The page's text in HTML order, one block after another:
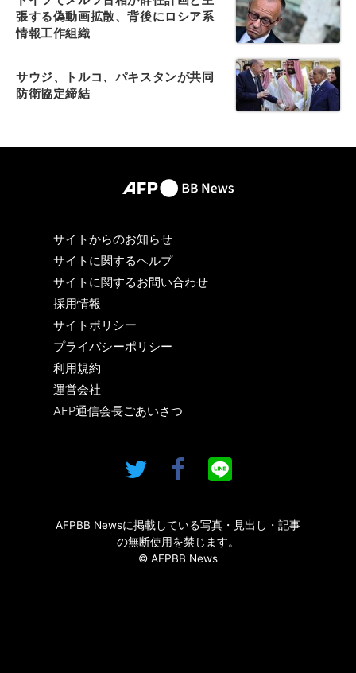
張する偽動画拡散、背後にロシア系
情報工作組織
サウジ、トルコ、パキスタンが共同
防衛協定締結
サイトからのお知らせ
サイトに関するヘルプ
サイトに関するお問い合わせ
採用情報
サイトポリシー
プライバシーポリシー
利用規約
運営会社
AFP通信会長ごあいさつ
AFPBB Newsに掲載している写真・見出し・記事
の無断使用を禁じます。
© AFPBB News